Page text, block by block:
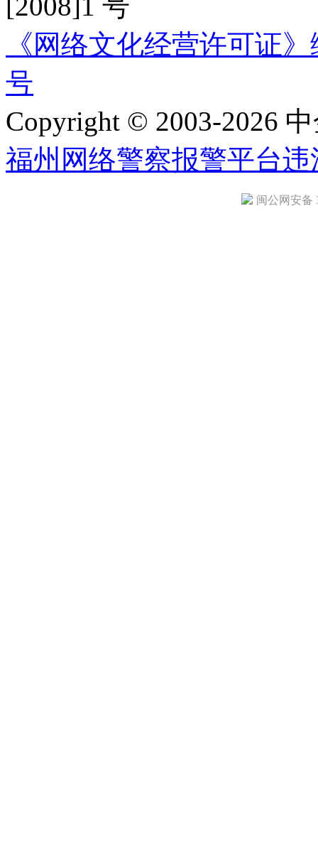
《网络文化经营许可证
号
Copyright © 2003-2026
福州网络警察报警平台违
闽公网安备